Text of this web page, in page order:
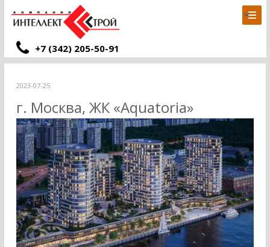
+7 (342) 205-50-91
2023-07-25
г. Москва, ЖК «Aquatoria»